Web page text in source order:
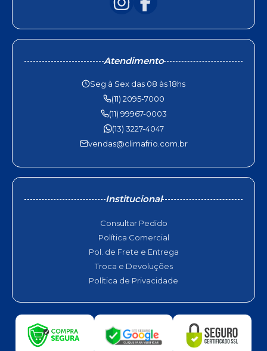
Atendimento
Seg à Sex das 08 às 18hs
(11) 2095-7000
(11) 99967-0003
(13) 3227-4047
vendas@climafrio.com.br
Institucional
Consultar Pedido
Política Comercial
Pol. de Frete e Entrega
Troca e Devoluções
Política de Privacidade